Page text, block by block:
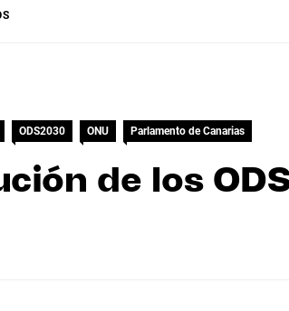
ODS2030 ONU Parlamento de Canarias
de los